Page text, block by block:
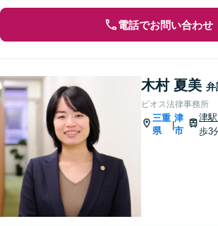
電話でお問い合わせ
木村 夏美 弁
ビオス法律事務所
三重
県
|
津
市
津
歩3